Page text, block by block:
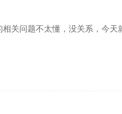
关问题不太懂，没关系，今天